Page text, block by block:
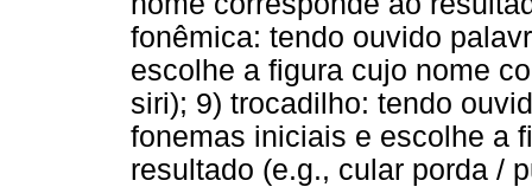
fonêmica: tendo ouvido
escolhe a figura cujo nome
siri); 9) trocadilho: tendo
fonemas iniciais e escolhe a
resultado (e.g., cular porda /